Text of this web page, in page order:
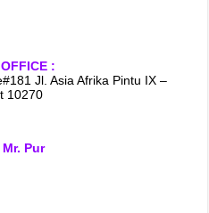
:
Jl. Asia Afrika Pintu IX –
10270
Pur